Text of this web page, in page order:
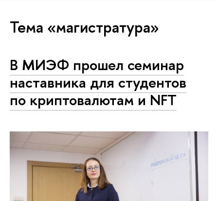
Тема «магистратура»
В МИЭФ прошел семинар
наставника для студентов
по криптовалютам и NFT